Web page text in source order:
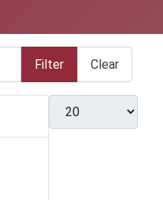
Filter Clear
Display #